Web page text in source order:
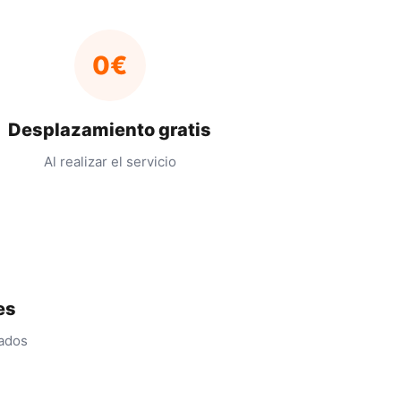
0€
Desplazamiento gratis
Al realizar el servicio